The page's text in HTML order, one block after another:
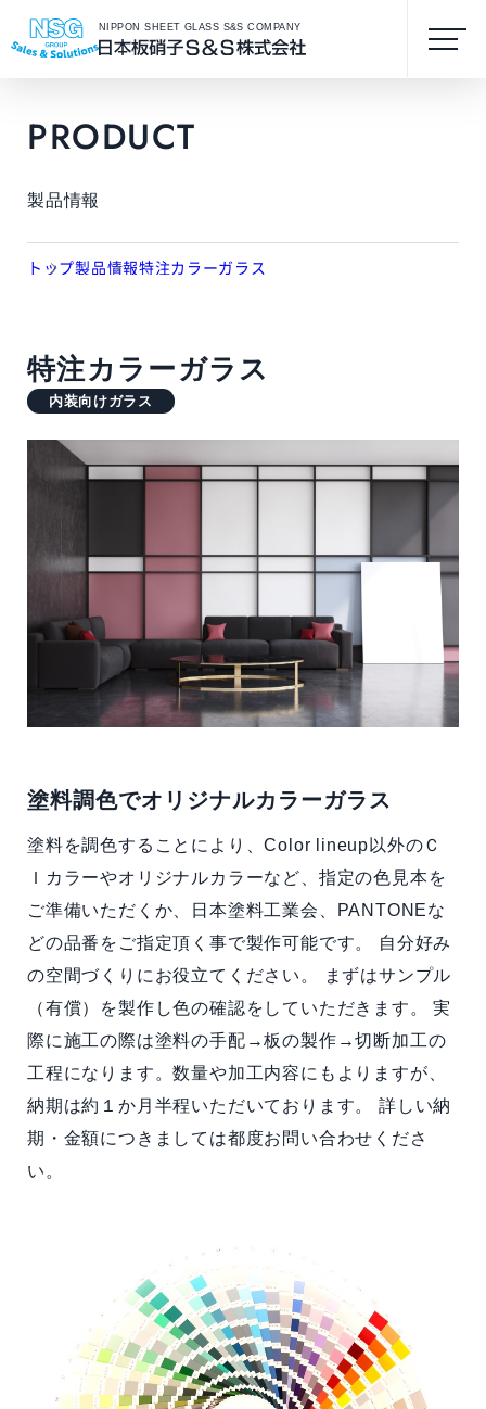
NIPPON SHEET GLASS S&S COMPANY
PRODUCT
製品情報
トップ製品情報特注カラーガラス
特注カラーガラス
内装向けガラス
塗料調色でオリジナルカラーガラス
塗料を調色することにより、Color lineup以外のＣ
Ｉカラーやオリジナルカラーなど、指定の色見本を
ご準備いただくか、日本塗料工業会、PANTONEな
どの品番をご指定頂く事で製作可能です。 自分好み
の空間づくりにお役立てください。 まずはサンプル
（有償）を製作し色の確認をしていただきます。 実
際に施工の際は塗料の手配→板の製作→切断加工の
工程になります。数量や加工内容にもよりますが、
納期は約１か月半程いただいております。 詳しい納
期・金額につきましては都度お問い合わせくださ
い。